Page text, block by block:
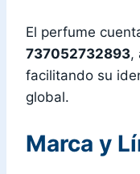
El perfume
737052732893,
facilitando su
global.
Marca y